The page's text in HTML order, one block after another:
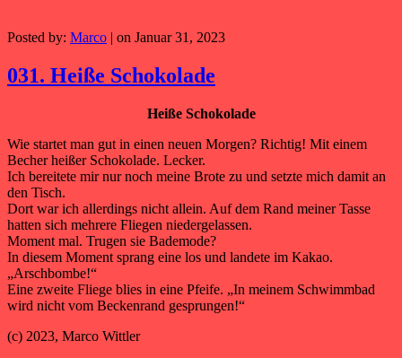
Posted by: Marco | on Januar 31, 2023
031. Heiße Schokolade
Heiße Schokolade
Wie startet man gut in einen neuen Morgen? Richtig! Mit einem
Becher heißer Schokolade. Lecker.
Ich bereitete mir nur noch meine Brote zu und setzte mich damit an
den Tisch.
Dort war ich allerdings nicht allein. Auf dem Rand meiner Tasse
hatten sich mehrere Fliegen niedergelassen.
Moment mal. Trugen sie Bademode?
In diesem Moment sprang eine los und landete im Kakao.
„Arschbombe!“
Eine zweite Fliege blies in eine Pfeife. „In meinem Schwimmbad
wird nicht vom Beckenrand gesprungen!“
(c) 2023, Marco Wittler